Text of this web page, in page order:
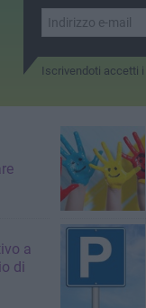
Iscrivendoti accetti i
a
di